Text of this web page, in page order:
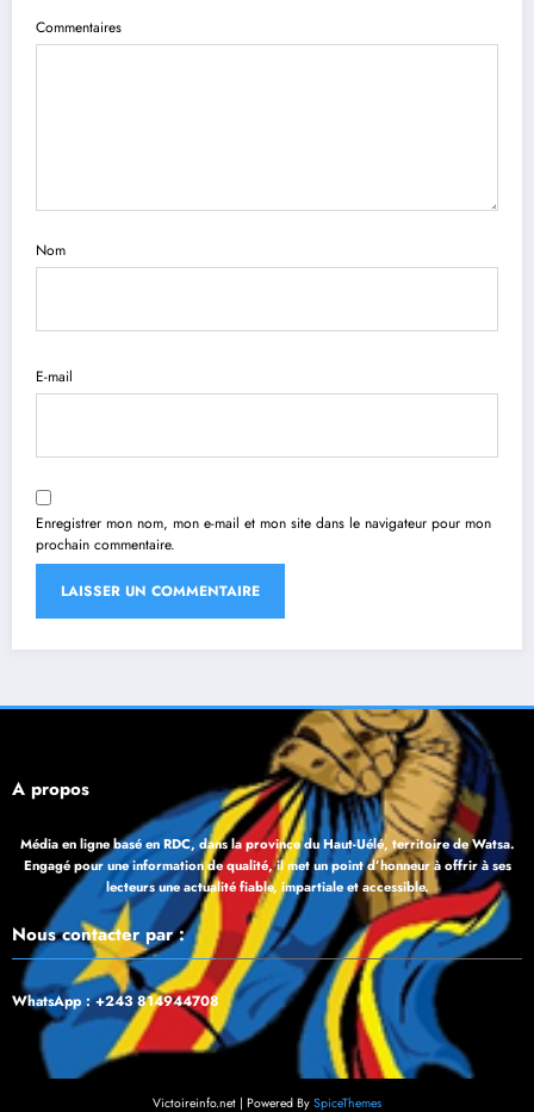
Commentaires
Nom
E-mail
Enregistrer mon nom, mon e-mail et mon site dans le navigateur pour mon
prochain commentaire.
À propos
Média en ligne basé en RDC, dans la province du Haut-Uélé, territoire de Watsa.
Engagé pour une information de qualité, il met un point d’honneur à offrir à ses
lecteurs une actualité fiable, impartiale et accessible.
Nous contacter par :
WhatsApp : +243 814944708
Victoireinfo.net | Powered By SpiceThemes